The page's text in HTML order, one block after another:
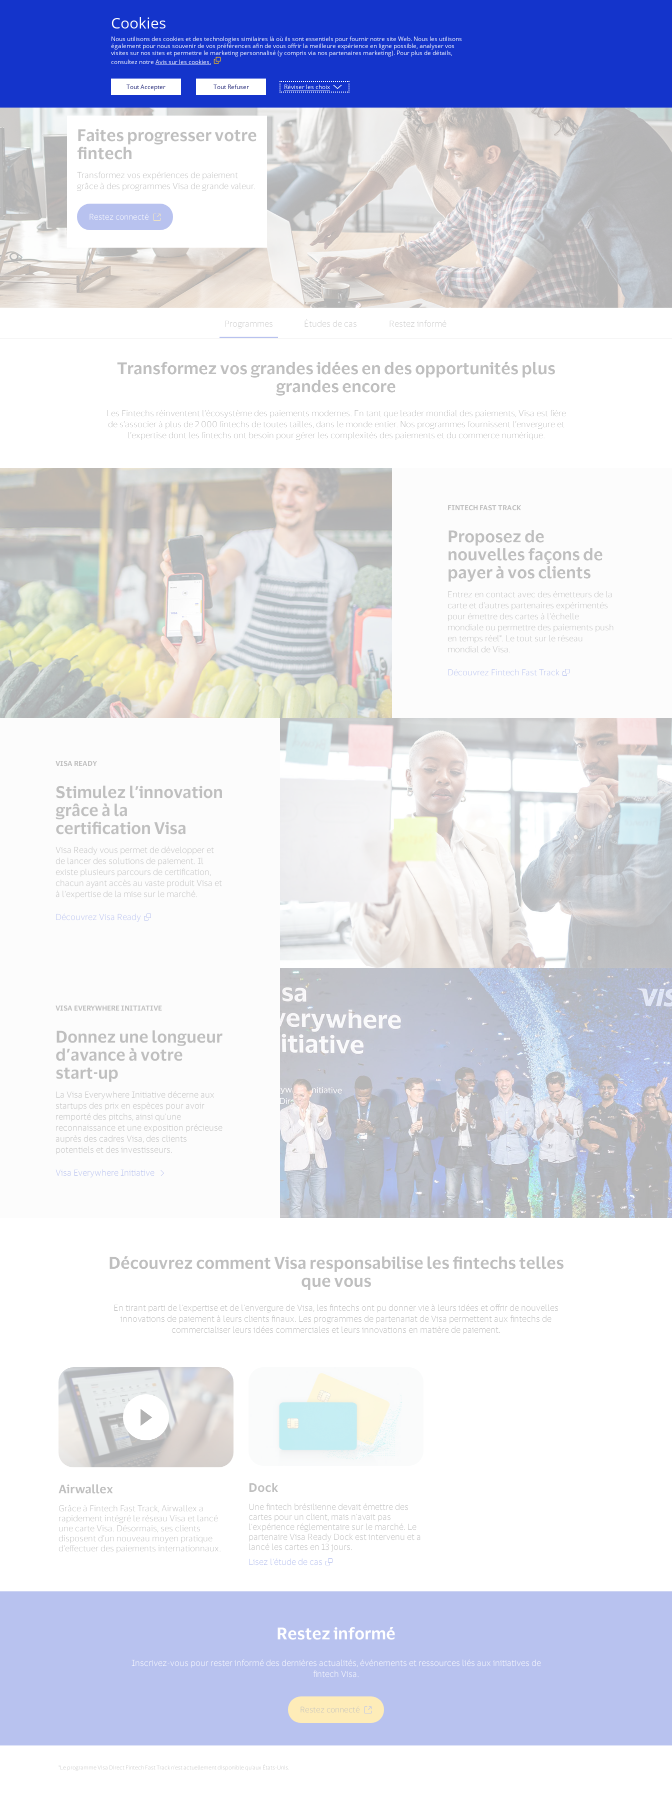
Consommateurs Entreprises Innovateurs Tout le monde
Faites progresser votre
fintech
Transformez vos expériences de paiement
grâce à des programmes Visa de grande valeur.
Restez connecté
Programmes Études de cas Restez informé
Transformez vos grandes idées en des opportunités plus
grandes encore
Les Fintechs réinventent l’écosystème des paiements modernes. En tant que leader mondial des paiements, Visa est fière
de s’associer à plus de 2 000 fintechs de toutes tailles, dans le monde entier. Nos programmes fournissent l’envergure et
l’expertise dont les fintechs ont besoin pour gérer les complexités des paiements et du commerce numérique.
FINTECH FAST TRACK
Proposez de
nouvelles façons de
payer à vos clients
Entrez en contact avec des émetteurs de la
carte et d'autres partenaires expérimentés
pour émettre des cartes à l'échelle
mondiale ou permettre des paiements push
en temps réel*. Le tout sur le réseau
mondial de Visa.
Découvrez Fintech Fast Track
VISA READY
Stimulez l’innovation
grâce à la
certification Visa
Visa Ready vous permet de développer et
de lancer des solutions de paiement. Il
existe plusieurs parcours de certification,
chacun ayant accès au vaste produit Visa et
à l’expertise de la mise sur le marché.
Découvrez Visa Ready
VISA EVERYWHERE INITIATIVE
Donnez une longueur
d’avance à votre
start-up
La Visa Everywhere Initiative décerne aux
startups des prix en espèces pour avoir
remporté des pitchs, ainsi qu'une
reconnaissance et une exposition précieuse
auprès des cadres Visa, des clients
potentiels et des investisseurs.
Visa Everywhere Initiative
Découvrez comment Visa responsabilise les fintechs telles
que vous
En tirant parti de l’expertise et de l’envergure de Visa, les fintechs ont pu donner vie à leurs idées et offrir de nouvelles
innovations de paiement à leurs clients finaux. Les programmes de partenariat de Visa permettent aux fintechs de
commercialiser leurs idées commerciales et leurs innovations en matière de paiement.
Airwallex
Grâce à Fintech Fast Track, Airwallex a
rapidement intégré le réseau Visa et lancé
une carte Visa. Désormais, ses clients
disposent d’un nouveau moyen pratique
d’effectuer des paiements internationnaux.
Dock
Une fintech brésilienne devait émettre des
cartes pour un client, mais n’avait pas
l’expérience réglementaire sur le marché. Le
partenaire Visa Ready Dock est intervenu et a
lancé les cartes en 13 jours.
Lisez l’étude de cas
Restez informé
Inscrivez-vous pour rester informé des dernières actualités, événements et ressources liés aux initiatives de
fintech Visa.
Restez connecté
*Le programme Visa Direct Fintech Fast Track n’est actuellement disponible qu’aux États-Unis.
Cookies
Nous utilisons des cookies et des technologies similaires là où ils sont essentiels pour fournir notre site Web. Nous les utilisons
également pour nous souvenir de vos préférences afin de vous offrir la meilleure expérience en ligne possible, analyser vos
visites sur nos sites et permettre le marketing personnalisé (y compris via nos partenaires marketing). Pour plus de détails,
consultez notre Avis sur les cookies.
Tout Accepter Tout Refuser Réviser les choix